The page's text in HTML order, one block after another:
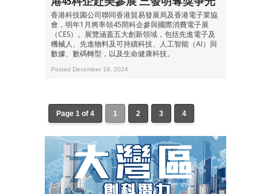
香港科技園公司聯同香港貿易發展局及香港電子業協
會，明年1月將率領45間科企參與國際消費電子展
（CES）。展覽涵蓋五大創新領域，包括先進電子及
機械人、先進物料及可持續科技、人工智能（AI）與
數據、數碼轉型，以及生命健康科技。
Posted December 19, 2024
Page 1 of 4 1 2 3 4